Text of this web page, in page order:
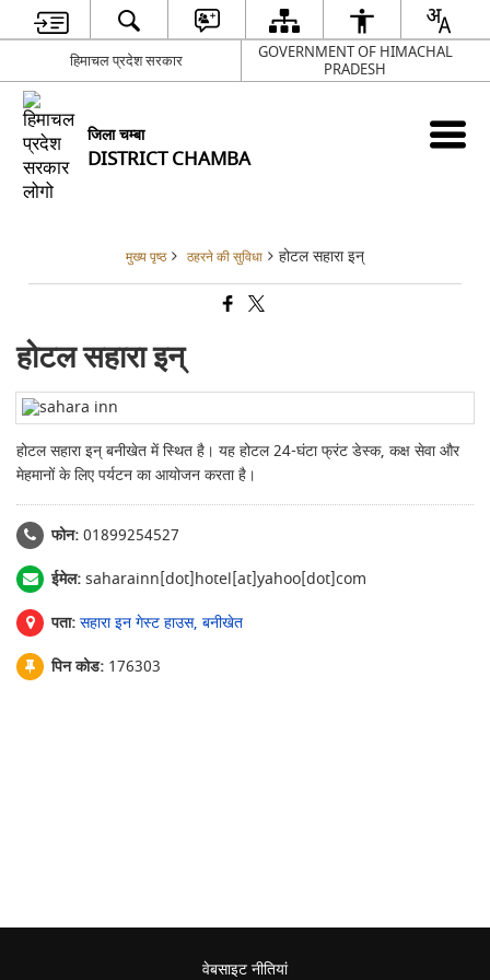
हिमाचल प्रदेश सरकार
GOVERNMENT OF HIMACHAL
PRADESH
जिला चम्बा
DISTRICT CHAMBA
मुख्य पृष्ठ ठहरने की सुविधा होटल सहारा इन्
होटल सहारा इन्
होटल सहारा इन् बनीखेतमें स्थित है। यह होटल 24-घंटा फ्रंट डेस्क, कक्ष सेवा और
मेहमानों के लिए पर्यटन का आयोजन करता है।
फोन:01899254527
ईमेल:saharainn[dot]hotel[at]yahoo[dot]com
पता: सहारा इन गेस्ट हाउस, बनीखेत
पिन कोड: 176303
वेबसाइट नीतियां